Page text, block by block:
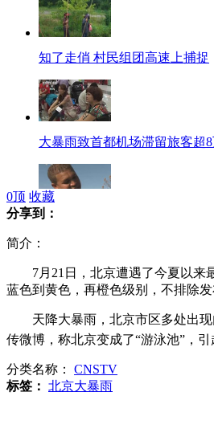
知了走俏 村民组团高速上捕捉
大暴雨致首都机场滞留旅客超8
专家称海南长臂猿珍贵性超大
北京桥下积水深2.5米 救援人员
0顶 收藏
分享到：
简介：
7月21日，北京遭遇了今夏以来最
蓝色到黄色，再橙色级别，不排除
天降大暴雨，北京市区多处出现
传微博，称北京变成了“游泳池”，
分类名称： CNSTV
标签： 北京大暴雨